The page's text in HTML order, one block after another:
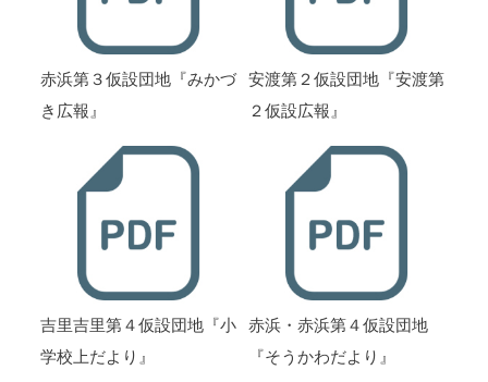
赤浜第３仮設団地『みかづ
き広報』
安渡第２仮設団地『安渡第
２仮設広報』
吉里吉里第４仮設団地『小
学校上だより』
赤浜・赤浜第４仮設団地
『そうかわだより』